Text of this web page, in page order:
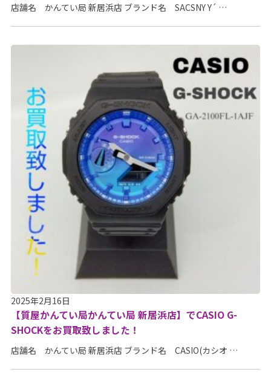
店舗名 かんてい局 新居浜店 ブランド名 SACSNY Y´ …
2025年2月16日
【質屋かんてい局かんてい局 新居浜店】でCASIO G-
SHOCKをお買取致しました！
店舗名 かんてい局 新居浜店 ブランド名 CASIO(カシオ …